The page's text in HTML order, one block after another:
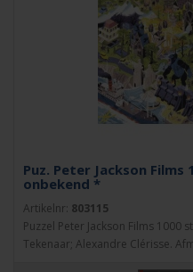
Puz. Peter Jackson
onbekend *
Artikelnr: 803115
Puzzel Peter Jackson Films 1000
Tekenaar; Alexandre Clérisse.